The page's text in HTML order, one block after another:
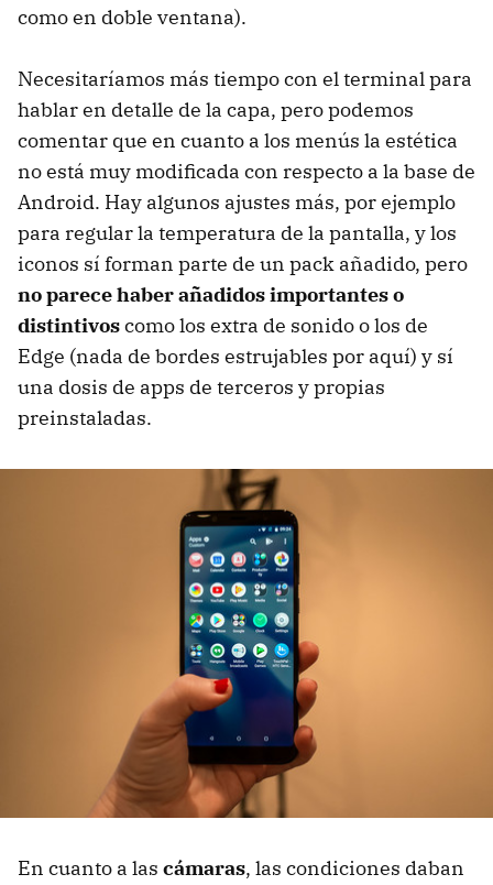
como en doble ventana).
Necesitaríamos más tiempo con el terminal para
hablar en detalle de la capa, pero podemos
comentar que en cuanto a los menús la estética
no está muy modificada con respecto a la base de
Android. Hay algunos ajustes más, por ejemplo
para regular la temperatura de la pantalla, y los
iconos sí forman parte de un pack añadido, pero
no parece haber añadidos importantes o
distintivoscomo los extra de sonido o los de
Edge (nada de bordes estrujables por aquí) y sí
una dosis de apps de terceros y propias
preinstaladas.
En cuanto a las cámaras, las condiciones daban